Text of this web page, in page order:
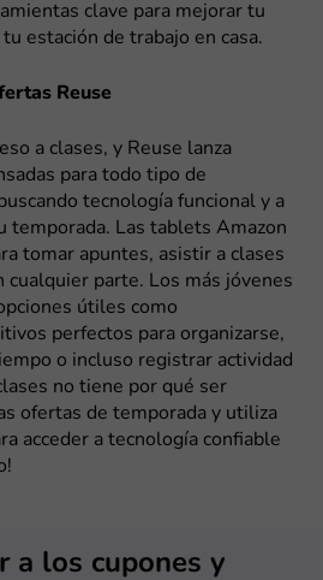
clave para mejorar tu
estación de trabajo en casa.
Reuse
a clases, y Reuse lanza
para todo tipo de
tecnología funcional y a
temporada. Las tablets Amazon
tomar apuntes, asistir a clases
parte. Los más jóvenes
útiles como
perfectos para organizarse,
o incluso registrar actividad
no tiene por qué ser
ofertas de temporada y utiliza
acceder a tecnología confiable
a los cupones y